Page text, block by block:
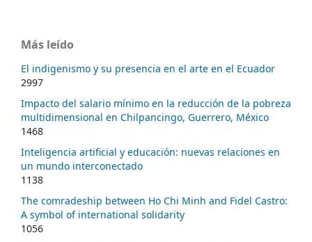
Más leído
El indigenismo y su presencia en el arte en el Ecuador
2997
Impacto del salario mínimo en la reducción de la pobreza
multidimensional en Chilpancingo, Guerrero, México
1468
Inteligencia artificial y educación: nuevas relaciones en
un mundo interconectado
1138
The comradeship between Ho Chi Minh and Fidel Castro:
A symbol of international solidarity
1056